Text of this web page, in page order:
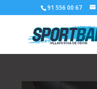
91 556 00 67